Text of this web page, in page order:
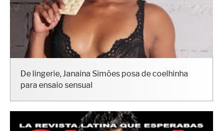
De lingerie, Janaina Simões posa de coelhinha
para ensaio sensual